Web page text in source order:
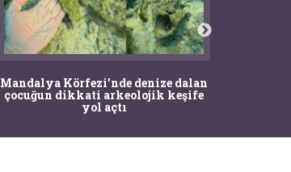
Mandalya Körfezi’nde denize dalan
çocuğun dikkati arkeolojik keşife
yol açtı